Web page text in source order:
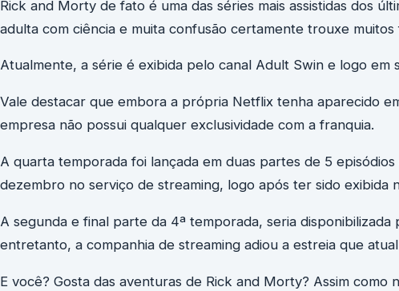
Rick and Morty de fato é uma das séries mais assistidas dos
adulta com ciência e muita confusão certamente trouxe muitos
Atualmente, a série é exibida pelo canal Adult Swin e logo em
Vale destacar que embora a própria Netflix tenha aparecido
empresa não possui qualquer exclusividade com a franquia.
A quarta temporada foi lançada em duas partes de 5
dezembro no serviço de streaming, logo após ter sido exibida
A segunda e final parte da 4ª temporada, seria
entretanto, a companhia de streaming adiou a estreia que
E você? Gosta das aventuras de Rick and Morty? Assim como